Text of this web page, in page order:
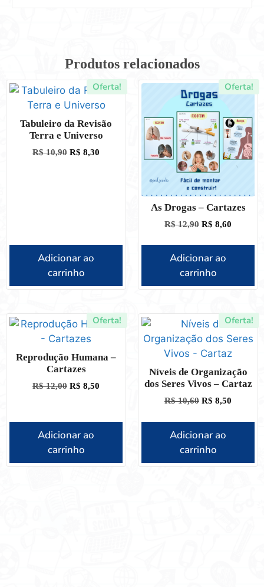
Produtos relacionados
Oferta!
Tabuleiro da Revisão
Terra e Universo
R$10,90 R$ 8,30
Adicionar ao
carrinho
Oferta!
As Drogas – Cartazes
R$12,90 R$ 8,60
Adicionar ao
carrinho
Oferta!
Reprodução Humana –
Cartazes
R$12,00 R$ 8,50
Adicionar ao
carrinho
Oferta!
Níveis de Organização
dos Seres Vivos – Cartaz
R$10,60 R$ 8,50
Adicionar ao
carrinho